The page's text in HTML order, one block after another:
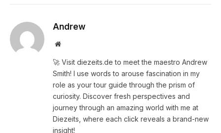
Andrew
Website
🚀 Visit diezeits.de to meet the maestro Andrew
Smith! I use words to arouse fascination in my
role as your tour guide through the prism of
curiosity. Discover fresh perspectives and
journey through an amazing world with me at
Diezeits, where each click reveals a brand-new
insight!